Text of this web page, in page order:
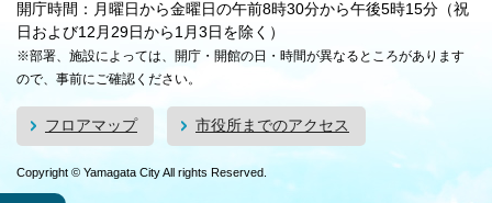
開庁時間：月曜日から金曜日の午前8時30分から午後5時15分（祝
日および12月29日から1月3日を除く）
※部署、施設によっては、開庁・開館の日・時間が異なるところがあります
ので、事前にご確認ください。
フロアマップ 市役所までのアクセス
Copyright © Yamagata City All rights Reserved.